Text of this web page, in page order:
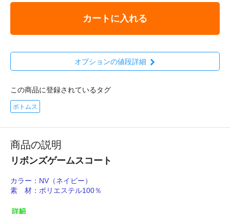
カートに入れる
オプションの値段詳細
この商品に登録されているタグ
ボトムス
商品の説明
リボンズゲームスコート
カラー：NV（ネイビー）
素 材：ポリエステル100％